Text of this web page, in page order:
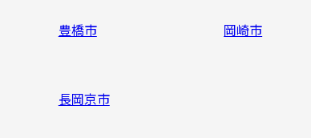
豊橋市
岡崎市
長岡京市